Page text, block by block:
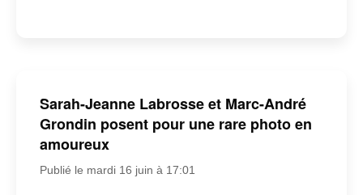
Sarah-Jeanne Labrosse et Marc-André
Grondin posent pour une rare photo en
amoureux
Publié le mardi 16 juin à 17:01